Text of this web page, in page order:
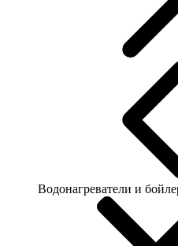
Водонагреватели и